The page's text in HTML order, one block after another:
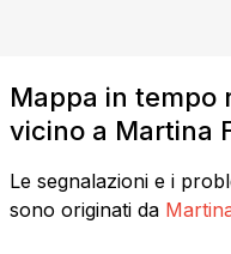
Mappa in tempo
vicino a Martina
Le segnalazioni e i
sono originati da